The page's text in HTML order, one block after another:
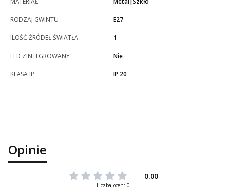
RODZAJ GWINTU E27
ILOŚĆ ŹRÓDEŁ ŚWIATŁA 1
LED ZINTEGROWANY Nie
KLASA IP IP 20
Opinie
0.00
Liczba ocen: 0